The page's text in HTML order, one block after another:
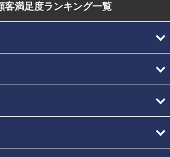
客満足度ランキング一覧